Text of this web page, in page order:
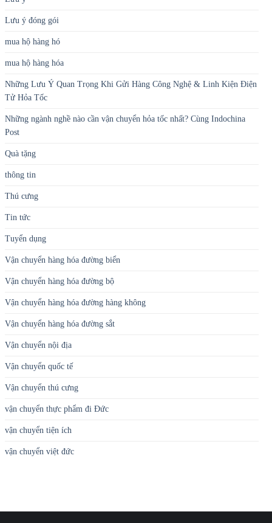
Lưu ý đóng gói
mua hộ hàng hó
mua hộ hàng hóa
Những Lưu Ý Quan Trọng Khi Gửi Hàng Công Nghệ & Linh Kiện Điện
Tử Hỏa Tốc
Những ngành nghề nào cần vận chuyển hỏa tốc nhất? Cùng Indochina
Post
Quà tặng
thông tin
Thú cưng
Tin tức
Tuyển dụng
Vận chuyển hàng hóa đường biển
Vận chuyển hàng hóa đường bộ
Vận chuyển hàng hóa đường hàng không
Vận chuyển hàng hóa đường sắt
Vận chuyển nội địa
Vận chuyển quốc tế
Vận chuyển thú cưng
vận chuyển thực phẩm đi Đức
vận chuyển tiện ích
vận chuyển việt đức